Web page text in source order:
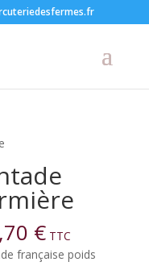
€ TTC
française poids